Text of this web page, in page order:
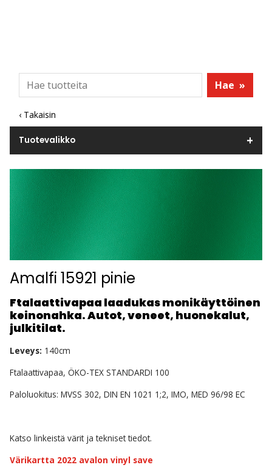
Hae »
‹ Takaisin
Tuotevalikko
Amalfi 15921 pinie
Ftalaattivapaa laadukas monikäyttöinen
keinonahka. Autot, veneet, huonekalut,
julkitilat.
Leveys: 140cm
Ftalaattivapaa, ÖKO-TEX STANDARDI 100
Paloluokitus: MVSS 302, DIN EN 1021 1;2, IMO, MED 96/98 EC
Katso linkeistä värit ja tekniset tiedot.
Värikartta 2022 avalon vinyl save